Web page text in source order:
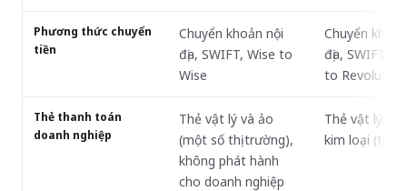
Phương thức chuyển
tiền
Chuyển khoản nội
địa, SWIFT, Wise to
Wise
Chuyển
địa, SWIFT,
to Revolut
Thẻ thanh toán
doanh nghiệp
Thẻ vật lý và ảo
(một số thị trường),
không phát hành
cho doanh nghiệp
Thẻ vật lý,
kim loại (tùy